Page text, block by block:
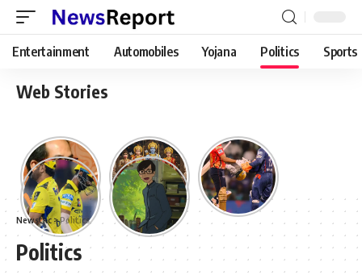
Entertainment Automobiles Yojana Politics Sports
Web Stories
Newstkc>Politics
Politics